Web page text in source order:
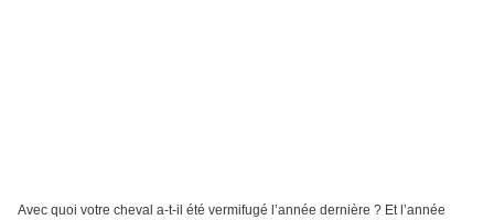
Avec quoi votre cheval a-t-il été vermifugé l’année dernière ? Et l’année